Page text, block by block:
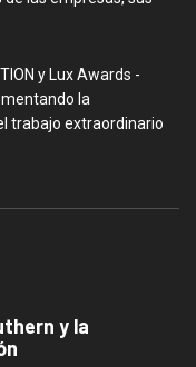
y Lux Awards -
la
trabajo extraordinario
y la